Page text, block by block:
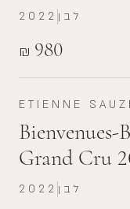
₪ 980
2022 לבן
ETIENNE
Grand Cru
2022 לבן